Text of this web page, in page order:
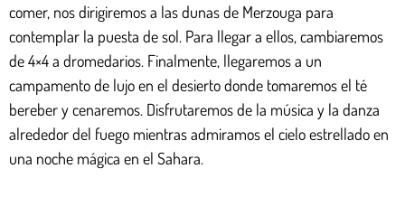
comer, nos dirigiremos a las dunas de Merzouga para
contemplar la puesta de sol. Para llegar a ellos, cambiaremos
de 4×4 a dromedarios. Finalmente, llegaremos a un
campamento de lujo en el desierto donde tomaremos el té
bereber y cenaremos. Disfrutaremos de la música y la danza
alrededor del fuego mientras admiramos el cielo estrellado en
una noche mágica en el Sahara.